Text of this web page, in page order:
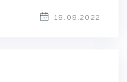
его цитаты18.08.2022